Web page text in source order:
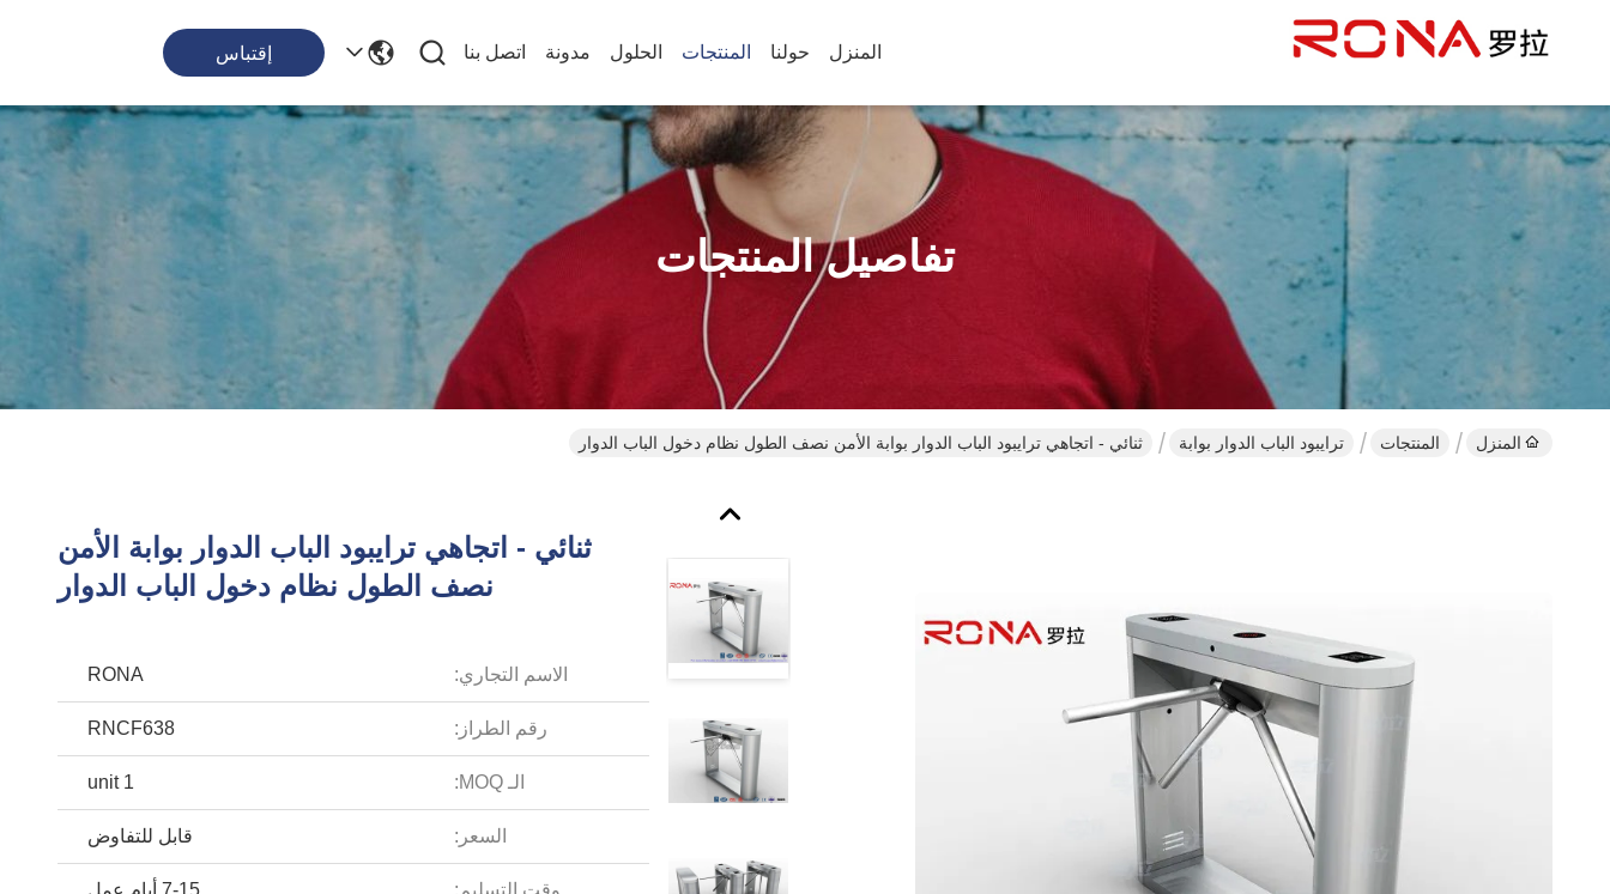
المنزل حولنا المنتجات الحلول مدونة اتصل بنا إقتباس
تفاصيل المنتجات
المنزل المنتجات ترايبود الباب الدوار بوابة ثنائي - اتجاهي ترايبود الباب الدوار بوابة الأمن نصف الطول نظام دخول الباب الدوار
ثنائي - اتجاهي ترايبود الباب الدوار بوابة الأمن
نصف الطول نظام دخول الباب الدوار
الاسم التجاري: RONA
رقم الطراز: RNCF638
الـ MOQ: 1 unit
السعر: قابل للتفاوض
وقت التسليم: 7-15 أيام عمل